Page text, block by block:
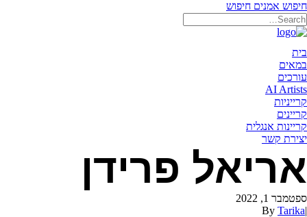
חיפוש אמנים חיפוש
בית
במאים
עורכים
AI Artists
קרייניות
קריינים
קריינות אנגלית
יצירת קשר
אריאל פרידן
ספטמבר 1, 2022
|
By Tarika